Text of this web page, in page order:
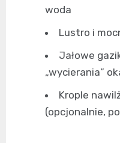
woda
Lustro i
Jałowe
„wycierania”
Krople
(opcjonalnie,